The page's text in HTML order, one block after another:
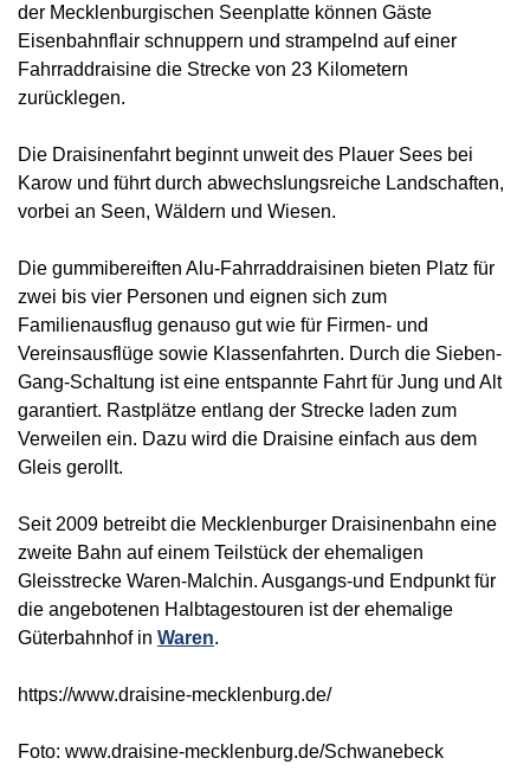
der Mecklenburgischen Seenplatte können Gäste
Eisenbahnflair schnuppern und strampelnd auf einer
Fahrraddraisine die Strecke von 23 Kilometern
zurücklegen.
Die Draisinenfahrt beginnt unweit des Plauer Sees bei
Karow und führt durch abwechslungsreiche Landschaften,
vorbei an Seen, Wäldern und Wiesen.
Die gummibereiften Alu-Fahrraddraisinen bieten Platz für
zwei bis vier Personen und eignen sich zum
Familienausflug genauso gut wie für Firmen- und
Vereinsausflüge sowie Klassenfahrten. Durch die Sieben-
Gang-Schaltung ist eine entspannte Fahrt für Jung und Alt
garantiert. Rastplätze entlang der Strecke laden zum
Verweilen ein. Dazu wird die Draisine einfach aus dem
Gleis gerollt.
Seit 2009 betreibt die Mecklenburger Draisinenbahn eine
zweite Bahn auf einem Teilstück der ehemaligen
Gleisstrecke Waren-Malchin. Ausgangs-und Endpunkt für
die angebotenen Halbtagestouren ist der ehemalige
Güterbahnhof in Waren.
https://www.draisine-mecklenburg.de/
Foto: www.draisine-mecklenburg.de/Schwanebeck